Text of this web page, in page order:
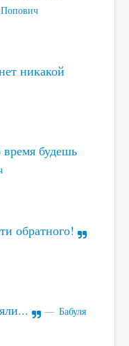
никакой
будешь
обратного!
Бабуля